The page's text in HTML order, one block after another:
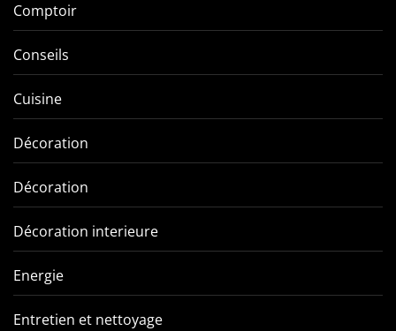
Comptoir
Conseils
Cuisine
Décoration
Décoration
Décoration interieure
Energie
Entretien et nettoyage